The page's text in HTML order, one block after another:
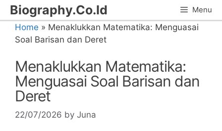
Skip
to
content
Biography.Co.Id Menu
Home » Menaklukkan Matematika: Menguasai
Soal Barisan dan Deret
Menaklukkan Matematika:
Menguasai Soal Barisan dan
Deret
22/07/2026 by Juna